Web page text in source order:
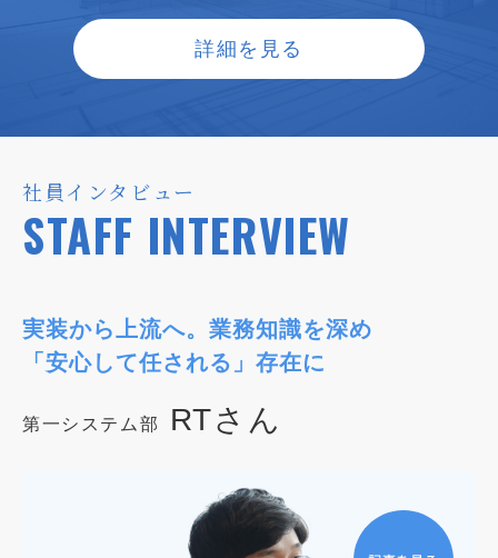
詳細を見る
STAFF INTERVIEW
社員インタビュー
実装から上流へ。業務知識を深め
「安心して任される」存在に
第一システム部 RTさん